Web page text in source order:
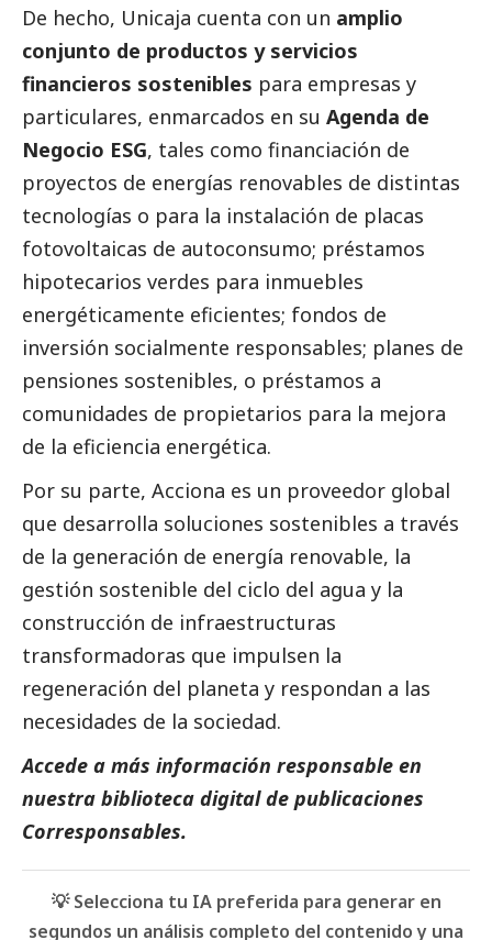
De hecho, Unicaja cuenta con un amplio
conjunto de productos y servicios
financieros sostenibles para empresas y
particulares, enmarcados en su Agenda de
Negocio ESG, tales como financiación de
proyectos de energías renovables de distintas
tecnologías o para la instalación de placas
fotovoltaicas de autoconsumo; préstamos
hipotecarios verdes para inmuebles
energéticamente eficientes; fondos de
inversión socialmente responsables; planes de
pensiones sostenibles, o préstamos a
comunidades de propietarios para la mejora
de la eficiencia energética.
Por su parte, Acciona es un proveedor global
que desarrolla soluciones sostenibles a través
de la generación de energía renovable, la
gestión sostenible del ciclo del agua y la
construcción de infraestructuras
transformadoras que impulsen la
regeneración del planeta y respondan a las
necesidades de la sociedad.
Accede a más información responsable en
nuestra biblioteca digital de publicaciones
Corresponsables.
💡 Selecciona tu IA preferida para generar en
segundos un análisis completo del contenido y una